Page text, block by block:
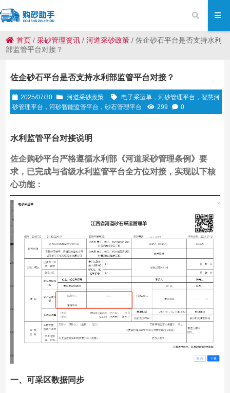
首页 /采砂管理资讯 /河道采砂政策 /佐企砂石平台是否支持水利
部监管平台对接？
佐企砂石平台是否支持水利部监管平台对接？
2025/07/30 河道采砂政策
电子采运单，河砂管理平台，智慧河
砂管理平台，河砂智能监管平台，砂石管理平台
299 0
水利监管平台对接说明
佐企购砂平台严格遵循水利部《河道采砂管理条例》要
求，已完成与省级水利监管平台全方位对接，实现以下核
心功能：
一、 可采区数据同步